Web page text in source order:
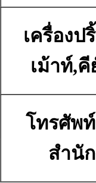
เครื่องป
เม้าท์,
โทรศัพ
สำนั